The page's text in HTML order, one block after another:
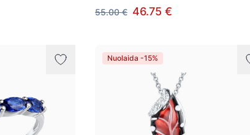
55.00 € 46.75 €
Nuolaida -15%